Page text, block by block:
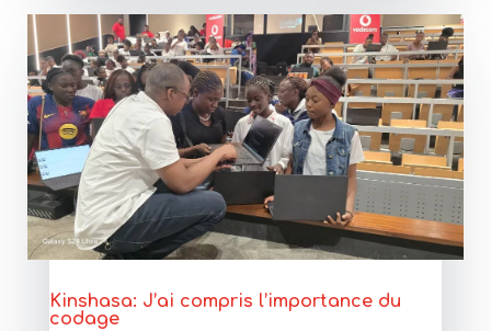
Kinshasa: J’ai compris l’importance du
codage